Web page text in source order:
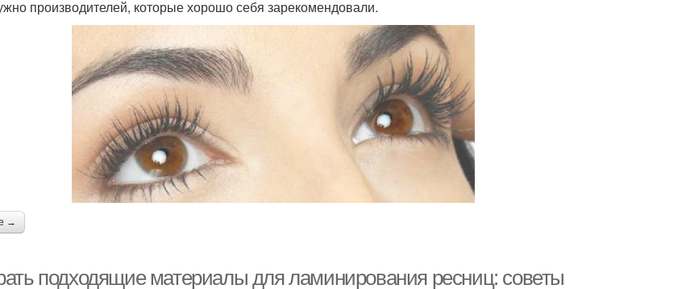
производителей, которые хорошо себя зарекомендовали.
→
подходящие материалы для ламинирования ресниц: советы